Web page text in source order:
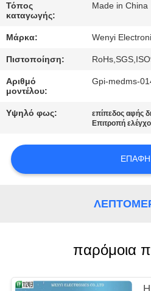
ΕΛΆΤΕ
ΣΕ
ΕΠΑΦΉ
ΖΗΤΉΣΤΕ
ΑΠΌΣΠΑΣΜΑ
Τόπος
καταγωγής:
Made in China
Μάρκα: Wenyi
Πιστοποίηση:
Αριθμό
μοντέλου:
Gpi-medms-
Υψηλό φως: επίπεδος αφής
Επιτροπή
παρόμοια